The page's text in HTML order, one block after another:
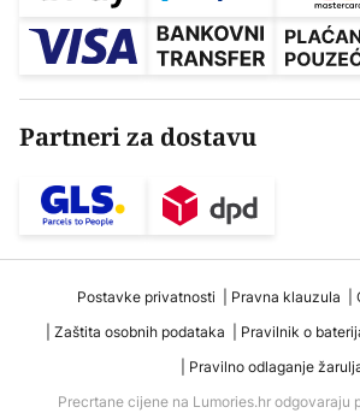
Partneri za dostavu
Postavke privatnosti Pravna klauzula
Zaštita osobnih podataka
Pravilnik o
Pravilno odlaganje
Precrtane cijene na Lumories.hr odgovaraju